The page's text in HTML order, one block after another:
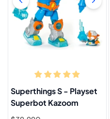
Superthings S - Playset
Superbot Kazoom